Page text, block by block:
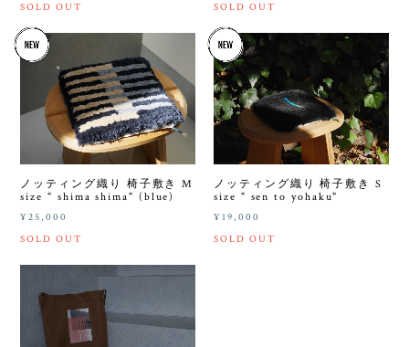
SOLD OUT
SOLD OUT
ノッティング織り 椅子敷き M
size " shima shima" (blue)
¥25,000
SOLD OUT
ノッティング織り 椅子敷き S
size " sen to yohaku"
¥19,000
SOLD OUT